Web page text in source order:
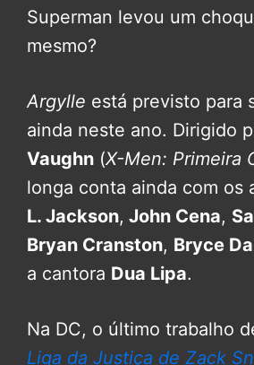
Superman levou um
mesmo?
Argylle está previsto para
ainda neste ano. Dirigido
Vaughn (X-Men: Primeira
longa conta ainda com os
L. Jackson, John Cena,
Bryan Cranston, Bryce
a cantora Dua Lipa.
Na DC, o último trabalho
Liga da Justiça de Zack